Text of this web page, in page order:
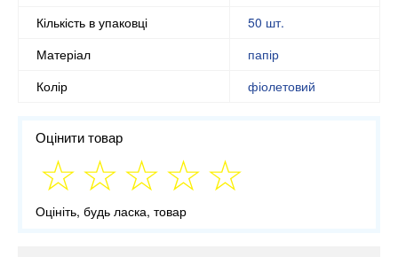
Кількість в упаковці
50 шт.
Матеріал
папір
Колір
фіолетовий
Оцінити товар
Оцініть, будь ласка, товар